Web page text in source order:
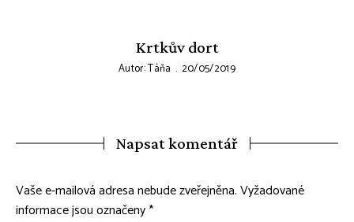
Krtkův dort
Autor:Táňa 20/05/2019
Napsat komentář
Vaše e-mailová adresa nebude zveřejněna.Vyžadované
informace jsou označeny*